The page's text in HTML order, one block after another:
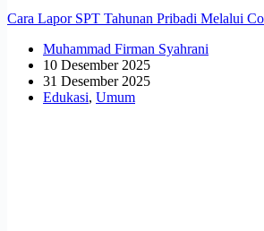
Cara Lapor SPT Tahunan Pribadi Melalui
Muhammad Firman Syahrani
10 Desember 2025
31 Desember 2025
Edukasi, Umum